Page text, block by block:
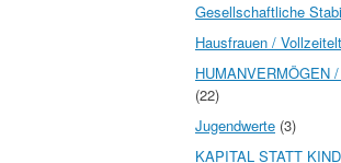
Gesellschaftliche
Hausfrauen /
HUMANVERMÖGEN
(22)
Jugendwerte (3)
KAPITAL STATT